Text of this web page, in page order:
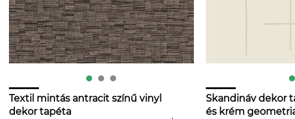
Textil mintás antracit színű vinyl
dekor tapéta
Skandináv dekor
és krém